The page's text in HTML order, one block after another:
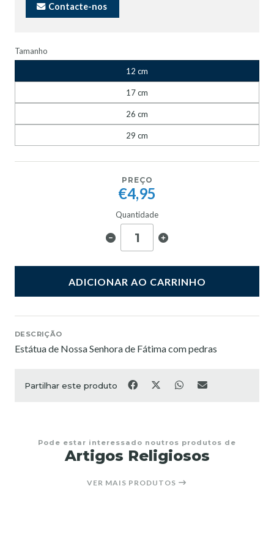
Contacte-nos
Tamanho
12 cm
17 cm
26 cm
29 cm
PREÇO
€4,95
Quantidade
ADICIONAR AO CARRINHO
DESCRIÇÃO
Estátua de Nossa Senhora de Fátima com pedras
Partilhar este produto
Pode estar interessado noutros produtos de
Artigos Religiosos
VER MAIS PRODUTOS